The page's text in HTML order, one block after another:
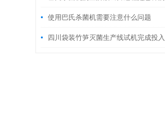
使用巴氏杀菌机需要注意什么问题
四川袋装竹笋灭菌生产线试机完成投入